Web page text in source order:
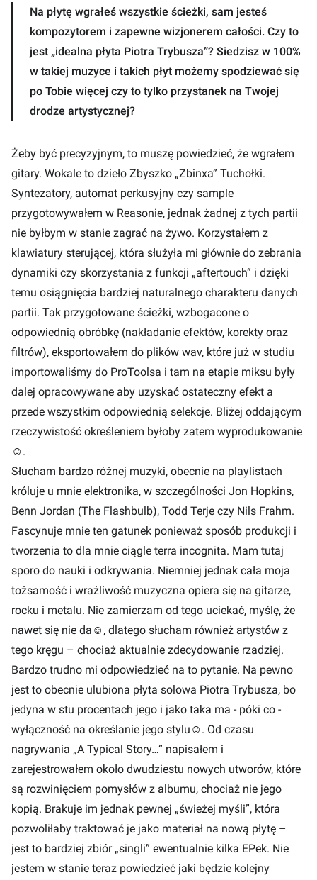
Na płytę wgrałeś wszystkie ścieżki, sam jesteś
kompozytorem i zapewne wizjonerem całości. Czy to
jest „idealna płyta Piotra Trybusza”? Siedzisz w 100%
w takiej muzyce i takich płyt możemy spodziewać się
po Tobie więcej czy to tylko przystanek na Twojej
drodze artystycznej?
Żeby być precyzyjnym, to muszę powiedzieć, że wgrałem
gitary. Wokale to dzieło Zbyszko „Zbinxa” Tuchołki.
Syntezatory, automat perkusyjny czy sample
przygotowywałem w Reasonie, jednak żadnej z tych partii
nie byłbym w stanie zagrać na żywo. Korzystałem z
klawiatury sterującej, która służyła mi głównie do zebrania
dynamiki czy skorzystania z funkcji „aftertouch” i dzięki
temu osiągnięcia bardziej naturalnego charakteru danych
partii. Tak przygotowane ścieżki, wzbogacone o
odpowiednią obróbkę (nakładanie efektów, korekty oraz
filtrów), eksportowałem do plików wav, które już w studiu
importowaliśmy do ProToolsa i tam na etapie miksu były
dalej opracowywane aby uzyskać ostateczny efekt a
przede wszystkim odpowiednią selekcje. Bliżej oddającym
rzeczywistość określeniem byłoby zatem wyprodukowanie
☺ .
Słucham bardzo różnej muzyki, obecnie na playlistach
króluje u mnie elektronika, w szczególności Jon Hopkins,
Benn Jordan (The Flashbulb), Todd Terje czy Nils Frahm.
Fascynuje mnie ten gatunek ponieważ sposób produkcji i
tworzenia to dla mnie ciągle terra incognita. Mam tutaj
sporo do nauki i odkrywania. Niemniej jednak cała moja
tożsamość i wrażliwość muzyczna opiera się na gitarze,
rocku i metalu. Nie zamierzam od tego uciekać, myślę, że
nawet się nie da ☺ , dlatego słucham również artystów z
tego kręgu – chociaż aktualnie zdecydowanie rzadziej.
Bardzo trudno mi odpowiedzieć na to pytanie. Na pewno
jest to obecnie ulubiona płyta solowa Piotra Trybusza, bo
jedyna w stu procentach jego i jako taka ma - póki co -
wyłączność na określanie jego stylu ☺ . Od czasu
nagrywania „A Typical Story…” napisałem i
zarejestrowałem około dwudziestu nowych utworów, które
są rozwinięciem pomysłów z albumu, chociaż nie jego
kopią. Brakuje im jednak pewnej „świeżej myśli”, która
pozwoliłaby traktować je jako materiał na nową płytę –
jest to bardziej zbiór „singli” ewentualnie kilka EPek. Nie
jestem w stanie teraz powiedzieć jaki będzie kolejny